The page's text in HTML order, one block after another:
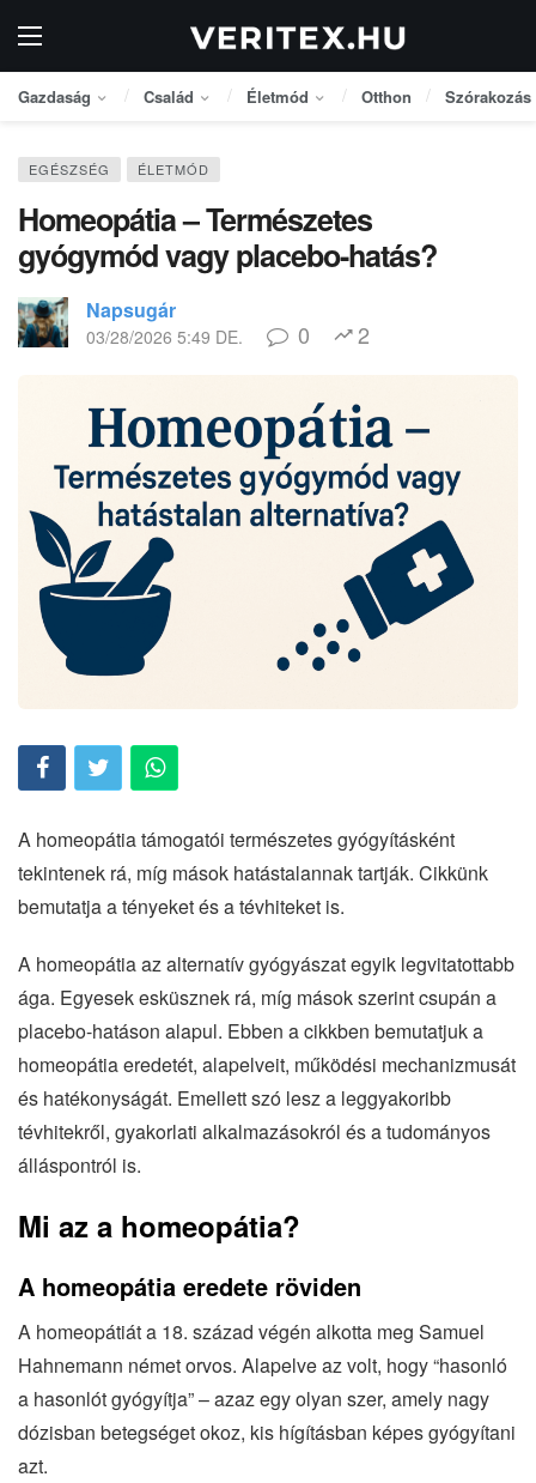
Gazdaság Család Életmód Otthon Szórakozás
EGÉSZSÉG ÉLETMÓD
Homeopátia – Természetes
gyógymód vagy placebo-hatás?
Napsugár
03/28/2026 5:49 DE. 0 2
A homeopátia támogatói természetes gyógyításként
tekintenek rá, míg mások hatástalannak tartják. Cikkünk
bemutatja a tényeket és a tévhiteket is.
A homeopátia az alternatív gyógyászat egyik legvitatottabb
ága. Egyesek esküsznek rá, míg mások szerint csupán a
placebo-hatáson alapul. Ebben a cikkben bemutatjuk a
homeopátia eredetét, alapelveit, működési mechanizmusát
és hatékonyságát. Emellett szó lesz a leggyakoribb
tévhitekről, gyakorlati alkalmazásokról és a tudományos
álláspontról is.
Mi az a homeopátia?
A homeopátia eredete röviden
A homeopátiát a 18. század végén alkotta meg Samuel
Hahnemann német orvos. Alapelve az volt, hogy “hasonló
a hasonlót gyógyítja” – azaz egy olyan szer, amely nagy
dózisban betegséget okoz, kis hígításban képes gyógyítani
azt.